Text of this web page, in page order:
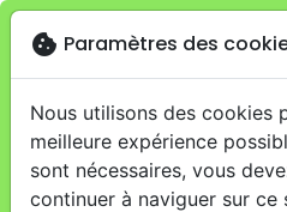
Je veux retirer ma
warningCette boutique en ligne
magasin.
Pour les livraisons à
commandes sur la boutique
cookie Paramètres des
Nous utilisons des cookies
meilleure expérience
sont nécessaires, vous
continuer à naviguer sur ce